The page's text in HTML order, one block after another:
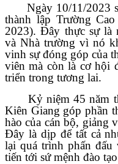
Ngày 10/11/2023
thành lập Trường
2023). Đây thực sự là
và Nhà trường vì nó
vinh sự đóng góp của
viên mà còn là cơ hội
triển trong tương lai.
Kỷ niệm 45 năm
Kiên Giang góp phần
hào của cán bộ, giảng
Đây là dịp để tất cả
lại quá trình phấn
tiến tới sứ mệnh đào